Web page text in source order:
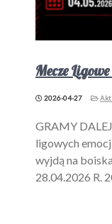
Mecze
2026-04-27
GRAMY
ligowych
wyjdą na
28.04.2026 R.